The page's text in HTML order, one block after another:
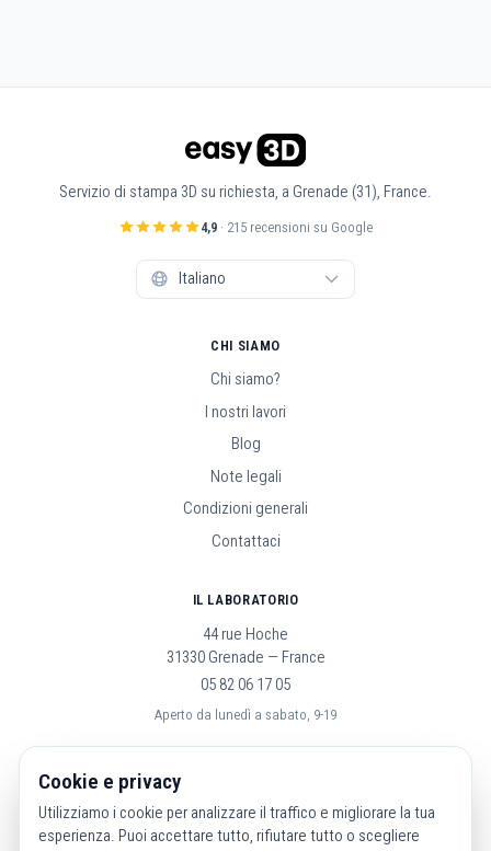
Servizio di stampa 3D su richiesta, a Grenade (31), France.
4,9· 215 recensioni su Google
CHI SIAMO
Chi siamo?
I nostri lavori
Blog
Note legali
Condizioni generali
Contattaci
IL LABORATORIO
44 rue Hoche
31330 Grenade — France
05 82 06 17 05
Aperto da lunedì a sabato, 9-19
Cookie e privacy
Utilizziamo i cookie per analizzare il traffico e migliorare la tua
esperienza. Puoi accettare tutto, rifiutare tutto o scegliere